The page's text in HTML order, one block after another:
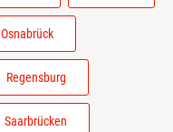
Osnabrück
Regensburg
Saarbrücken